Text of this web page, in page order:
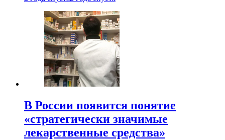
В России появится понятие
«стратегически значимые
лекарственные средства»